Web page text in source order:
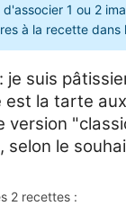
1 ou 2
à la recette dans
: je suis
la tarte
version
selon le
2 recettes :